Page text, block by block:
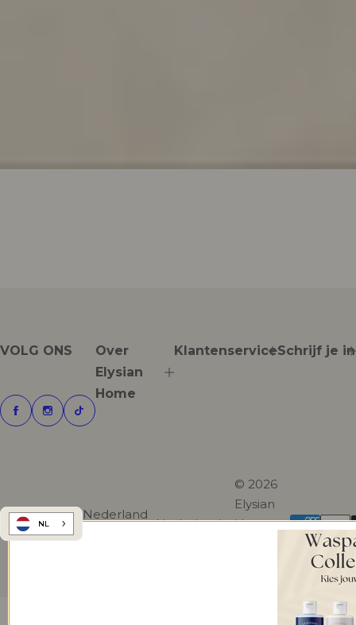
VOLG ONS
Over
Elysian
Home
KlantenserviceSchrijf je in
NL
Nederland
Nederlands
© 2026
Elysian
Home.